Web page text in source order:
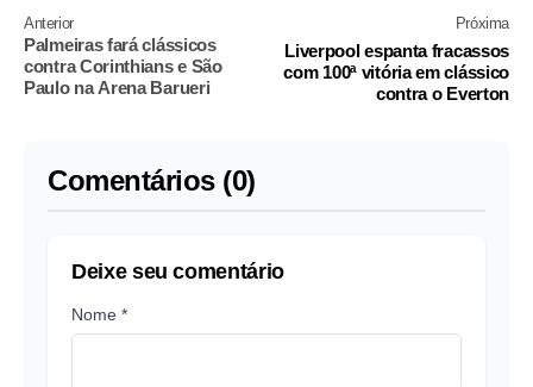
Anterior
Palmeiras fará clássicos
contra Corinthians e São
Paulo na Arena Barueri
Próxima
Liverpool espanta fracassos
com 100ª vitória em clássico
contra o Everton
Comentários (0)
Deixe seu comentário
Nome *